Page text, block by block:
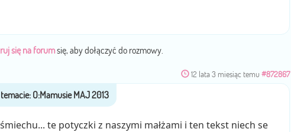
się na forumsię, aby dołączyć do rozmowy.
12 lata 3 miesiąc temu #872867
te potyczki z naszymi małżami i ten tekst niech se